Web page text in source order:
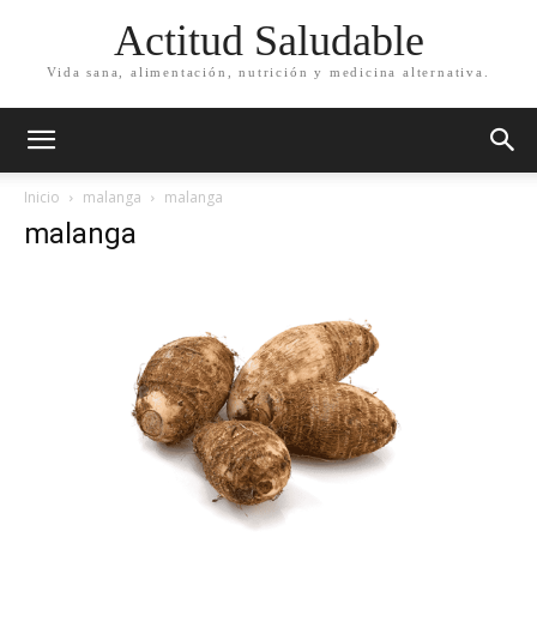
Actitud Saludable
Vida sana, alimentación, nutrición y medicina alternativa.
Inicio malanga malanga
malanga